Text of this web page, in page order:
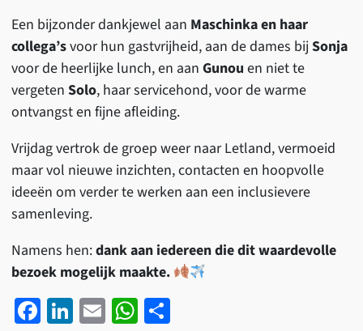
Een bijzonder dankjewel aan Maschinka en haar
collega’svoor hun gastvrijheid, aan de dames bijSonja
voor de heerlijke lunch, en aan Gunou en niet te
vergeten Solo, haar servicehond, voor de warme
ontvangst en fijne afleiding.
Vrijdag vertrok de groep weer naar Letland, vermoeid
maar vol nieuwe inzichten, contacten en hoopvolle
ideeën om verder te werken aan een inclusievere
samenleving.
Namens hen:dank aan iedereen die dit waardevolle
bezoek mogelijk maakte.
FaLi E W D